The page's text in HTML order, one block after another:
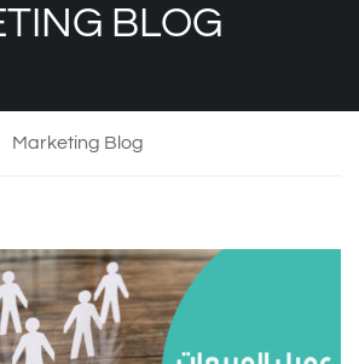
BLOG
Marketing Blog